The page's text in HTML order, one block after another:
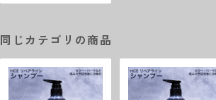
同じカテゴリの商品